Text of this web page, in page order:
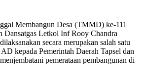
Membangun Desa (TMMD) ke-111
Dansatgas Letkol Inf Rooy Chandra
secara merupakan salah satu
kepada Pemerintah Daerah Tapsel dan
pemerataan pembangunan di